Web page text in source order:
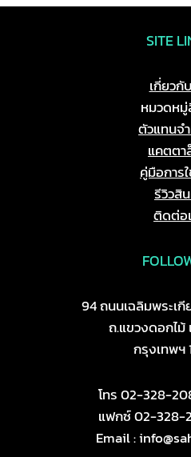
SITE
เกี่ยวกั
หมวดห
ตัวแทนจ
แคตต
คู่มือการ
รีวิวสิ
ติดต่อ
94 ถนนเฉลิมพระเ
ถ.แขวงดอกไม้
กรุงเทพฯ
โทร 02-328-
แฟกซ์ 02-328-
Email :